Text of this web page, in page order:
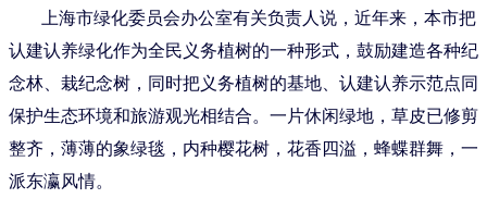
上海市绿化委员会办公室有关负责人说，近年来，本市把
认建认养绿化作为全民义务植树的一种形式，鼓励建造各种纪
念林、栽纪念树，同时把义务植树的基地、认建认养示范点同
保护生态环境和旅游观光相结合。一片休闲绿地，草皮已修剪
整齐，薄薄的象绿毯，内种樱花树，花香四溢，蜂蝶群舞，一
派东瀛风情。